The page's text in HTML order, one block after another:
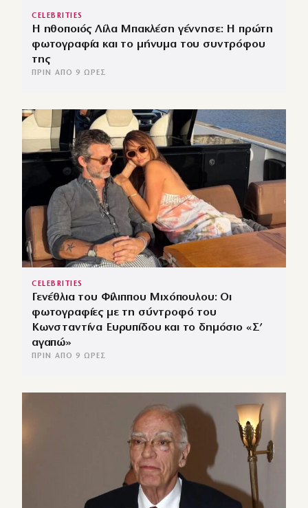
CELEBRITIES
Η ηθοποιός Λίλα Μπακλέση γέννησε: Η πρώτη
φωτογραφία και το μήνυμα του συντρόφου
της
ΠΡΙΝ ΑΠΌ 9 ΏΡΕΣ
CELEBRITIES
Γενέθλια του Φίλιππου Μιχόπουλου: Οι
φωτογραφίες με τη σύντροφό του
Κωνσταντίνα Ευρυπίδου και το δημόσιο «Σ’
αγαπώ»
ΠΡΙΝ ΑΠΌ 9 ΏΡΕΣ